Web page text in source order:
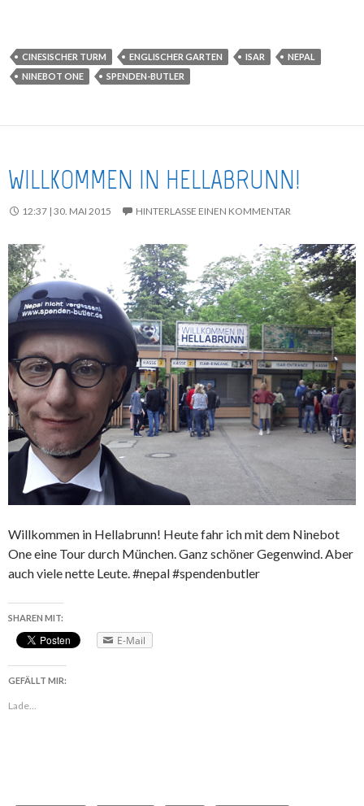
CINESISCHER TURM ENGLISCHER GARTEN ISAR
NEPAL
NINEBOT ONE
SPENDEN-BUTLER
WILLKOMMEN IN HELLABRUNN!
12:37 | 30. MAI 2015 HINTERLASSE EINEN KOMMENTAR
Willkommen in Hellabrunn! Heute fahr ich mit dem Ninebot
One eine Tour durch München. Ganz schöner Gegenwind. Aber
auch viele nette Leute. #nepal #spendenbutler
SHAREN MIT:
E-Mail
GEFÄLLT MIR:
Lade...